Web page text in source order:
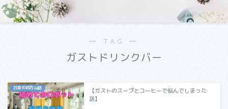
― TAG ―
ガストドリンクバー
日常の四方山話
【ガストのスープとコーヒーで悩んでしまった
話】